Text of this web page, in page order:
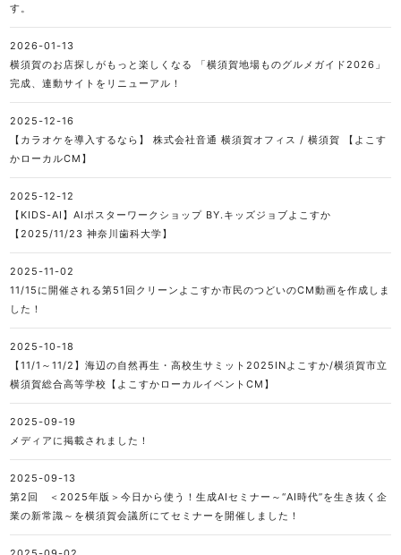
す。
2026-01-13
横須賀のお店探しがもっと楽しくなる 「横須賀地場ものグルメガイド2026」
完成、連動サイトをリニューアル！
2025-12-16
【カラオケを導入するなら】 株式会社音通 横須賀オフィス / 横須賀 【よこす
かローカルCM】
2025-12-12
【KIDS-AI】AIポスターワークショップ BY.キッズジョブよこすか
【2025/11/23 神奈川歯科大学】
2025-11-02
11/15に開催される第51回クリーンよこすか市民のつどいのCM動画を作成しま
した！
2025-10-18
【11/1～11/2】海辺の自然再生・高校生サミット2025INよこすか/横須賀市立
横須賀総合高等学校【よこすかローカルイベントCM】
2025-09-19
メディアに掲載されました！
2025-09-13
第2回 ＜2025年版＞今日から使う！生成AIセミナー～“AI時代”を生き抜く企
業の新常識～を横須賀会議所にてセミナーを開催しました！